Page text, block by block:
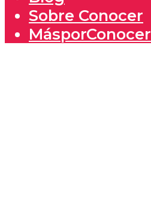
Sobre Conocer
MásporConocer